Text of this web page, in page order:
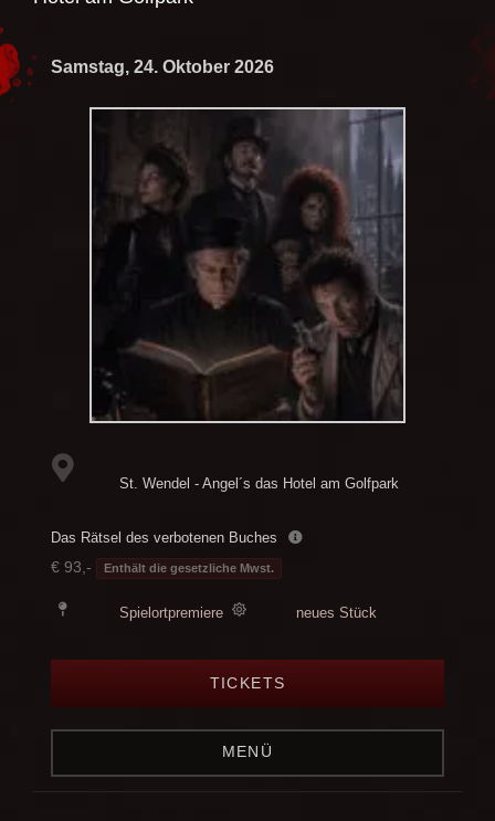
Samstag, 24. Oktober 2026
St. Wendel - Angel´s das Hotel am Golfpark
Das Rätsel des verbotenen Buches
€ 93,- Enthält die gesetzliche Mwst.
Spielortpremiere neues Stück
TICKETS
MENÜ